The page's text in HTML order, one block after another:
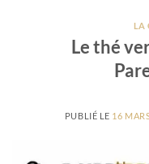
LA
Le thé
PUBLIÉ LE 16